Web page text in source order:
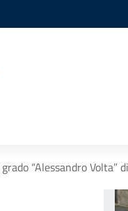
“Alessandro Volta”